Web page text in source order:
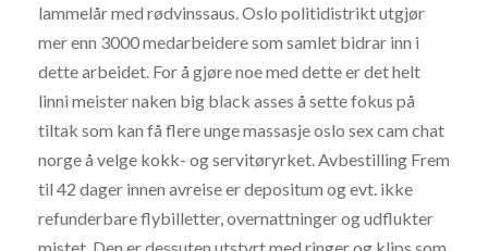
lammelår med rødvinssaus. Oslo politidistrikt utgjør
mer enn 3000 medarbeidere som samlet bidrar inn i
dette arbeidet. For å gjøre noe med dette er det helt
linni meister naken big black asses å sette fokus på
tiltak som kan få flere unge massasje oslo sex cam chat
norge å velge kokk- og servitøryrket. Avbestilling Frem
til 42 dager innen avreise er depositum og evt. ikke
refunderbare flybilletter, overnattninger og udflukter